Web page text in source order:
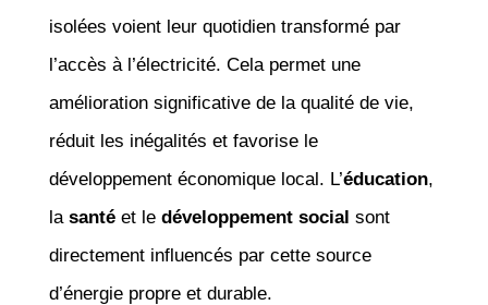
isolées voient leur quotidien transformé par
l’accès à l’électricité. Cela permet une
amélioration significative de la qualité de vie,
réduit les inégalités et favorise le
développement économique local. L’éducation,
la santéet le développement social sont
directement influencés par cette source
d’énergie propre et durable.